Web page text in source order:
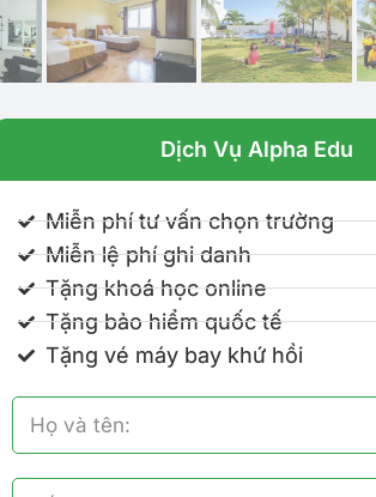
Dịch Vụ Alpha Edu
Miễn phí tư vấn chọn trường
Miễn lệ phí ghi danh
Tặng khoá học online
Tặng bảo hiểm quốc tế
Tặng vé máy bay khứ hồi